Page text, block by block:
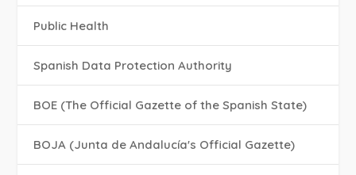
Public Health
Spanish Data Protection Authority
BOE (The Official Gazette of the Spanish State)
BOJA (Junta de Andalucía's Official Gazette)